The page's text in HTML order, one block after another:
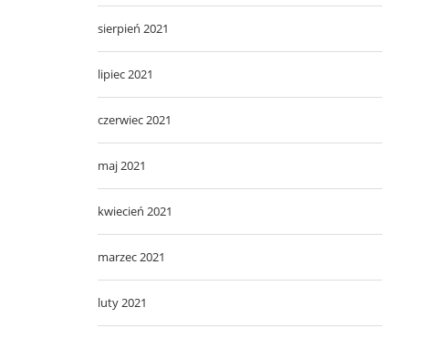
sierpień 2021
lipiec 2021
czerwiec 2021
maj 2021
kwiecień 2021
marzec 2021
luty 2021